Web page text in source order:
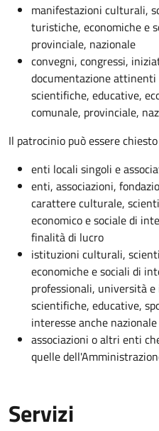
manifestazioni culturali,
turistiche, economiche e
provinciale, nazionale
convegni, congressi,
documentazione
scientifiche, educative,
comunale, provinciale,
Il patrocinio può essere
enti locali singoli e
enti, associazioni,
carattere culturale,
economico e sociale di
finalità di lucro
istituzioni culturali,
economiche e sociali di
professionali, università
scientifiche, educative,
interesse anche nazionale
associazioni o altri enti
quelle
Servizi